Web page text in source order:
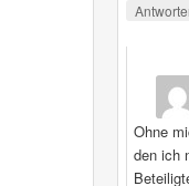
Ohne
den ich